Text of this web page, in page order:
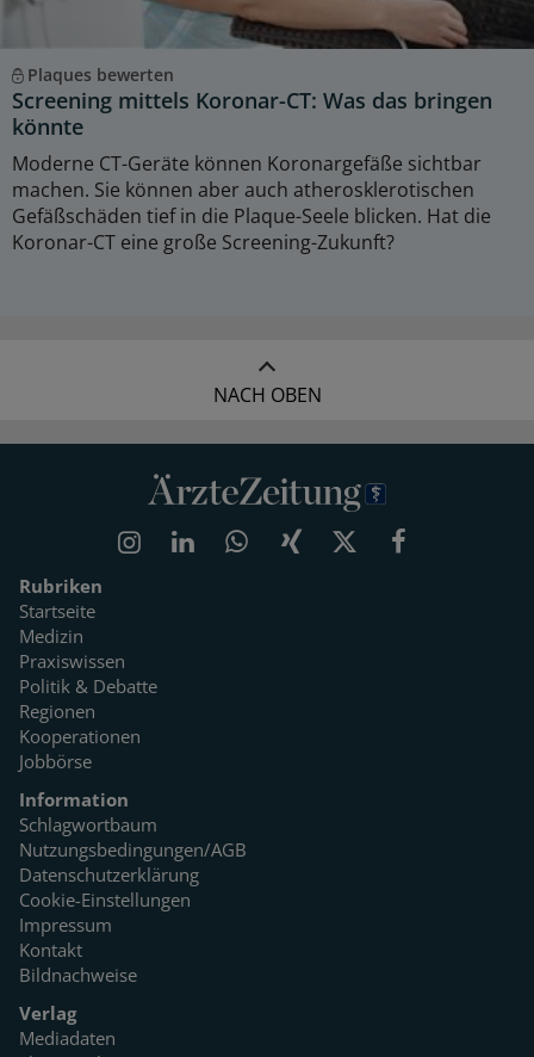
Plaques bewerten
Screening mittels Koronar-CT: Was das bringen
könnte
Moderne CT-Geräte können Koronargefäße sichtbar
machen. Sie können aber auch atherosklerotischen
Gefäßschäden tief in die Plaque-Seele blicken. Hat die
Koronar-CT eine große Screening-Zukunft?
NACH OBEN
Rubriken
Startseite
Medizin
Praxiswissen
Politik & Debatte
Regionen
Kooperationen
Jobbörse
Information
Schlagwortbaum
Nutzungsbedingungen/AGB
Datenschutzerklärung
Cookie-Einstellungen
Impressum
Kontakt
Bildnachweise
Verlag
Mediadaten